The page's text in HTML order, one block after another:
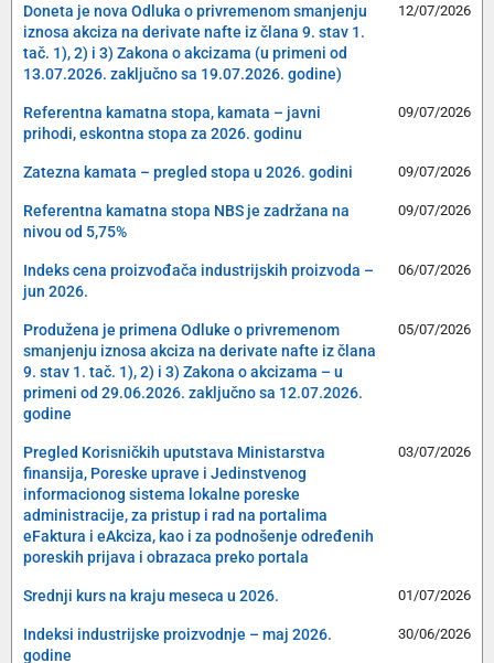
Doneta je nova Odluka o privremenom smanjenju
iznosa akciza na derivate nafte iz člana 9. stav 1.
tač. 1), 2) i 3) Zakona o akcizama (u primeni od
13.07.2026. zaključno sa 19.07.2026. godine)
12/07/2026
Referentna kamatna stopa, kamata – javni
prihodi, eskontna stopa za 2026. godinu
09/07/2026
Zatezna kamata – pregled stopa u 2026. godini 09/07/2026
Referentna kamatna stopa NBS je zadržana na
nivou od 5,75%
09/07/2026
Indeks cena proizvođača industrijskih proizvoda –
jun 2026.
06/07/2026
Produžena je primena Odluke o privremenom
smanjenju iznosa akciza na derivate nafte iz člana
9. stav 1. tač. 1), 2) i 3) Zakona o akcizama – u
primeni od 29.06.2026. zaključno sa 12.07.2026.
godine
05/07/2026
Pregled Korisničkih uputstava Ministarstva
finansija, Poreske uprave i Jedinstvenog
informacionog sistema lokalne poreske
administracije, za pristup i rad na portalima
eFaktura i eAkciza, kao i za podnošenje određenih
poreskih prijava i obrazaca preko portala
03/07/2026
Srednji kurs na kraju meseca u 2026. 01/07/2026
Indeksi industrijske proizvodnje – maj 2026.
godine
30/06/2026